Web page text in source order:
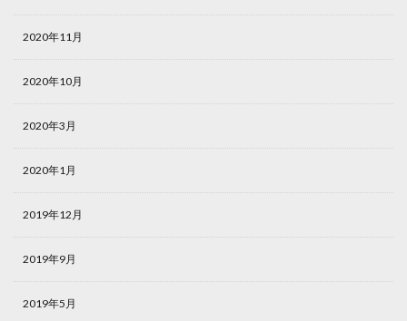
2020年11月
2020年10月
2020年3月
2020年1月
2019年12月
2019年9月
2019年5月